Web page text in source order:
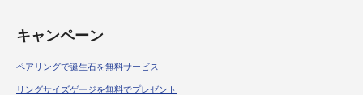
キャンペーン
ペアリングで誕生石を無料サービス
リングサイズゲージを無料でプレゼント